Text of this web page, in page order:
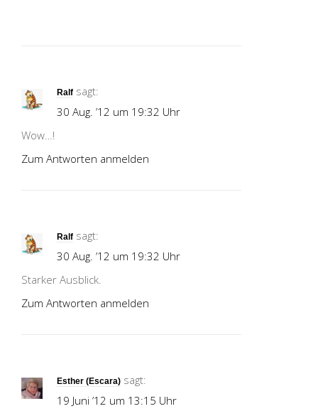
Ralf sagt:
30 Aug. ’12 um 19:32 Uhr
Wow…!
Zum Antworten anmelden
Ralf sagt:
30 Aug. ’12 um 19:32 Uhr
Starker Ausblick.
Zum Antworten anmelden
Esther (Escara) sagt:
19 Juni ’12 um 13:15 Uhr